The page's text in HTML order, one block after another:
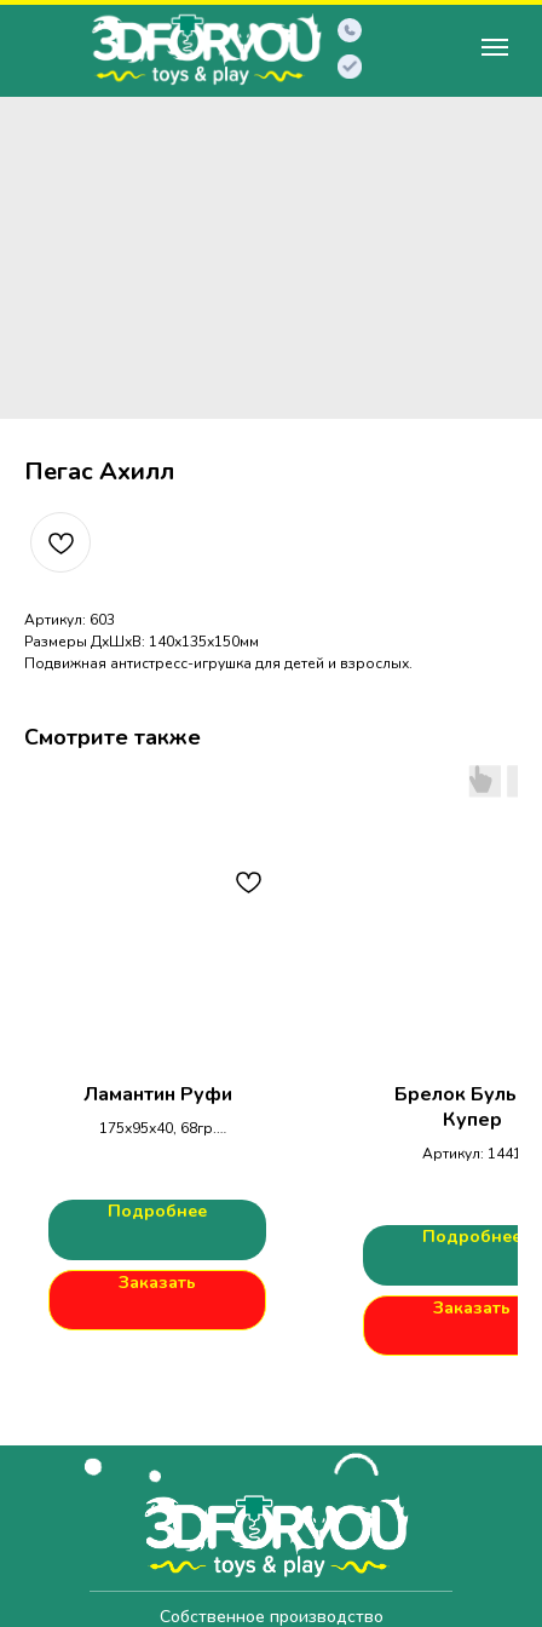
Пегас Ахилл
Артикул: 603
Размеры ДхШхВ: 140х135х150мм
Подвижная антистресс-игрушка для детей и взрослых.
Смотрите также
Ламантин Руфи
175х95х40, 68гр.
Подробнее
Заказать
Брелок
Купер
Артикул: 1441
Подробнее
Заказать
Собственное производство